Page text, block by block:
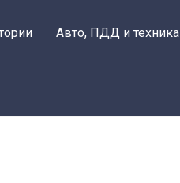
Авто, ПДД и техника